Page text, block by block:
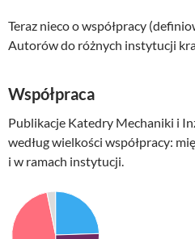
Teraz nieco o współpracy
Autorów do różnych instytucji
Współpraca
Publikacje Katedry Mechaniki i
według wielkości współpracy:
i w ramach instytucji.​​